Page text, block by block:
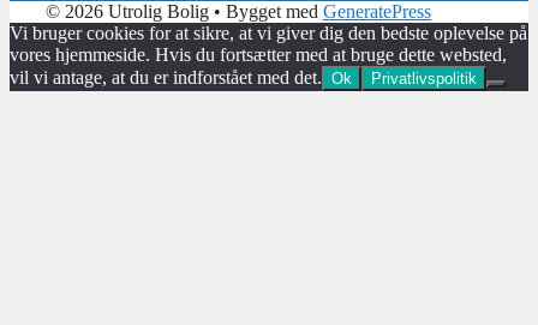
© 2026 Utrolig Bolig • Bygget med GeneratePress
Vi bruger cookies for at sikre, at vi giver dig den bedste oplevelse på
vores hjemmeside. Hvis du fortsætter med at bruge dette websted,
vil vi antage, at du er indforstået med det. Ok Privatlivspolitik